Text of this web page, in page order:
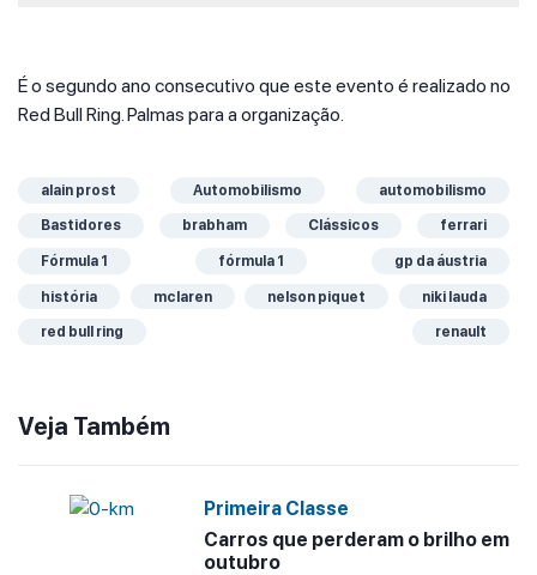
É o segundo ano consecutivo que este evento é realizado no
Red Bull Ring. Palmas para a organização.
alain prost Automobilismo automobilismo
Bastidores brabham Clássicos ferrari
Fórmula 1 fórmula 1 gp da áustria
história mclaren nelson piquet niki lauda
red bull ring renault
Veja Também
Primeira Classe
Carros que perderam o brilho em
outubro